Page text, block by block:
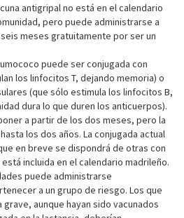
antigripal no está en el calendario
pero puede administrarse a
meses gratuitamente por ser un
puede ser conjugada con
los linfocitos T, dejando memoria) o
(que sólo estimula los linfocitos B,
dura lo que duren los anticuerpos).
a partir de los dos meses, pero la
los dos años. La conjugada actual
en breve se dispondrá de otras con
incluida en el calendario madrileño.
puede administrarse
a un grupo de riesgo. Los que
aunque hayan sido vacunados